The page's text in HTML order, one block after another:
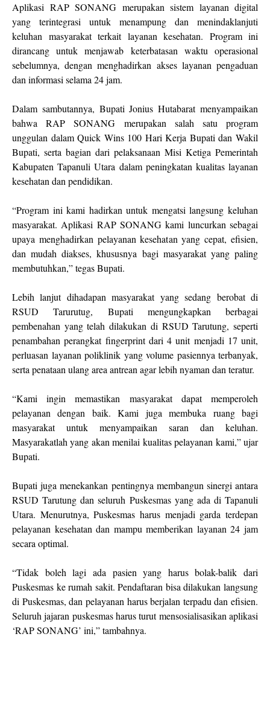
Aplikasi RAP SONANG merupakan sistem layanan digital
yang terintegrasi untuk menampung dan menindaklanjuti
keluhan masyarakat terkait layanan kesehatan. Program ini
dirancang untuk menjawab keterbatasan waktu operasional
sebelumnya, dengan menghadirkan akses layanan pengaduan
dan informasi selama 24 jam.
Dalam sambutannya, Bupati Jonius Hutabarat menyampaikan
bahwa RAP SONANG merupakan salah satu program
unggulan dalam Quick Wins 100 Hari Kerja Bupati dan Wakil
Bupati, serta bagian dari pelaksanaan Misi Ketiga Pemerintah
Kabupaten Tapanuli Utara dalam peningkatan kualitas layanan
kesehatan dan pendidikan.
“Program ini kami hadirkan untuk mengatsi langsung keluhan
masyarakat. Aplikasi RAP SONANG kami luncurkan sebagai
upaya menghadirkan pelayanan kesehatan yang cepat, efisien,
dan mudah diakses, khususnya bagi masyarakat yang paling
membutuhkan,” tegas Bupati.
Lebih lanjut dihadapan masyarakat yang sedang berobat di
RSUD Tarurutug, Bupati mengungkapkan berbagai
pembenahan yang telah dilakukan di RSUD Tarutung, seperti
penambahan perangkat fingerprint dari 4 unit menjadi 17 unit,
perluasan layanan poliklinik yang volume pasiennya terbanyak,
serta penataan ulang area antrean agar lebih nyaman dan teratur.
“Kami ingin memastikan masyarakat dapat memperoleh
pelayanan dengan baik. Kami juga membuka ruang bagi
masyarakat untuk menyampaikan saran dan keluhan.
Masyarakatlah yang akan menilai kualitas pelayanan kami,” ujar
Bupati.
Bupati juga menekankan pentingnya membangun sinergi antara
RSUD Tarutung dan seluruh Puskesmas yang ada di Tapanuli
Utara. Menurutnya, Puskesmas harus menjadi garda terdepan
pelayanan kesehatan dan mampu memberikan layanan 24 jam
secara optimal.
“Tidak boleh lagi ada pasien yang harus bolak-balik dari
Puskesmas ke rumah sakit. Pendaftaran bisa dilakukan langsung
di Puskesmas, dan pelayanan harus berjalan terpadu dan efisien.
Seluruh jajaran puskesmas harus turut mensosialisasikan aplikasi
‘RAP SONANG’ ini,” tambahnya.